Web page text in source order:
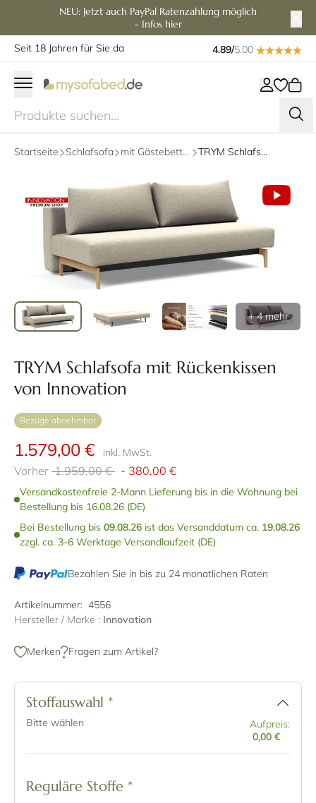
NEU: Jetzt auch PayPal Ratenzahlung möglich
- Infos hier
Seit 18 Jahren für Sie da
4.89/5.00
Startseite Schlafsofa mit Gästebettfunktion TRYM Schlafsofa mit Rückenkissen von Innovation
+ 4 mehr
TRYM Schlafsofa mit Rückenkissen
von Innovation
Bezüge abnehmbar
1.579,00 € inkl. MwSt.
Vorher 1.959,00 € - 380,00 €
Versandkostenfreie 2-Mann Lieferung bis in die Wohnung bei
Bestellung bis 16.08.26 (DE)
Bei Bestellung bis 09.08.26 ist das Versanddatum ca. 19.08.26
zzgl. ca. 3-6 Werktage Versandlaufzeit (DE)
Bezahlen Sie in bis zu 24 monatlichen Raten
Artikelnummer: 4556
Hersteller / Marke : Innovation
Merken Fragen zum Artikel?
Stoffauswahl *
Bitte wählen
Aufpreis:
0,00 €
Reguläre Stoffe *